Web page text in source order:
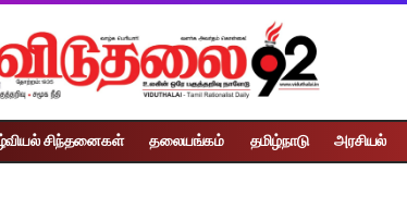
சிந்தனைகள் தலையங்கம் தமிழ்நாடு அரசியல்